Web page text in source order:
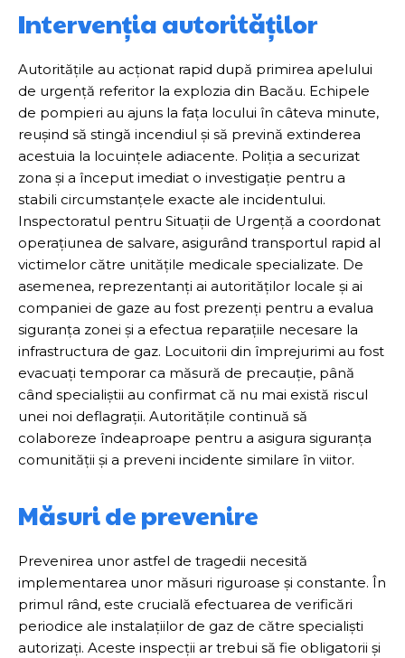
Intervenția autorităților
Autoritățile au acționat rapid după primirea apelului
de urgență referitor la explozia din Bacău. Echipele
de pompieri au ajuns la fața locului în câteva minute,
reușind să stingă incendiul și să prevină extinderea
acestuia la locuințele adiacente. Poliția a securizat
zona și a început imediat o investigație pentru a
stabili circumstanțele exacte ale incidentului.
Inspectoratul pentru Situații de Urgență a coordonat
operațiunea de salvare, asigurând transportul rapid al
victimelor către unitățile medicale specializate. De
asemenea, reprezentanți ai autorităților locale și ai
companiei de gaze au fost prezenți pentru a evalua
siguranța zonei și a efectua reparațiile necesare la
infrastructura de gaz. Locuitorii din împrejurimi au fost
evacuați temporar ca măsură de precauție, până
când specialiștii au confirmat că nu mai există riscul
unei noi deflagrații. Autoritățile continuă să
colaboreze îndeaproape pentru a asigura siguranța
comunității și a preveni incidente similare în viitor.
Măsuri de prevenire
Prevenirea unor astfel de tragedii necesită
implementarea unor măsuri riguroase și constante. În
primul rând, este crucială efectuarea de verificări
periodice ale instalațiilor de gaz de către specialiști
autorizați. Aceste inspecții ar trebui să fie obligatorii și